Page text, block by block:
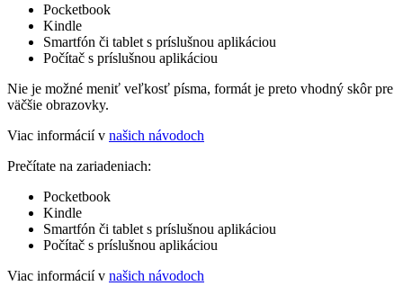
Pocketbook
Kindle
Smartfón či tablet s príslušnou aplikáciou
Počítač s príslušnou aplikáciou
Nie je možné meniť veľkosť písma, formát je preto vhodný skôr pre
väčšie obrazovky.
Viac informácií v našich návodoch
Prečítate na zariadeniach:
Pocketbook
Kindle
Smartfón či tablet s príslušnou aplikáciou
Počítač s príslušnou aplikáciou
Viac informácií v našich návodoch